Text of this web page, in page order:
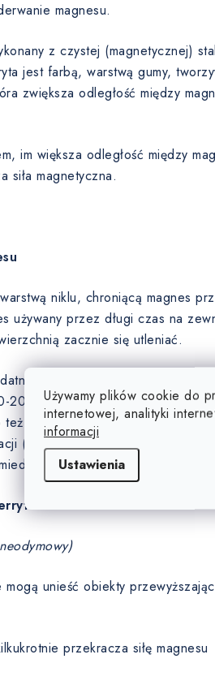
Używamy plików cookie do
internetowej, analityki
informacji
Ustawienia
magnesu.
z czystej (magnetycznej)
jest farbą, warstwą gumy,
zwiększa odległość między
im większa odległość między
siła magnetyczna.
niklu, chroniącą magnes
używany przez długi czas na
zacznie się utleniać.
na korozję, dlatego ich
20 µm), cynku (5-10 µm), złota
magnesy poddawane są
(0 µm). Warstwę pośrednią pod
unieść obiekty
przekracza siłę magnesu